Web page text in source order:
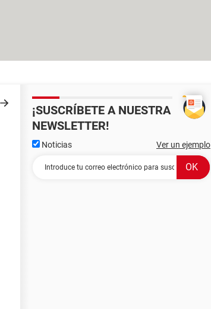
¡SUSCRÍBETE A NUESTRA
NEWSLETTER!
Noticias Ver un ejemplo